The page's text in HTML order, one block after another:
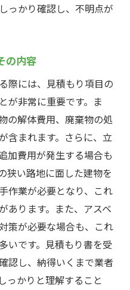
判断する方法
ルと見積もりの関係
クニック
な業者の見つけ方
ト
する方法
めのチェックポイント
事費用の相場
っかり確認し、不明点が
の内容
際には、見積もり項目の
が非常に重要です。ま
の解体費用、廃棄物の処
含まれます。さらに、立
加費用が発生する場合も
狭い路地に面した建物を
作業が必要となり、これ
あります。また、アスベ
策が必要な場合も、これ
いです。見積もり書を受
認し、納得いくまで業者
っかりと理解すること